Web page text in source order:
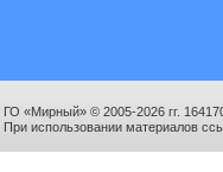
ГО «Мирный» © 2005-2026 гг.
При использовании материалов